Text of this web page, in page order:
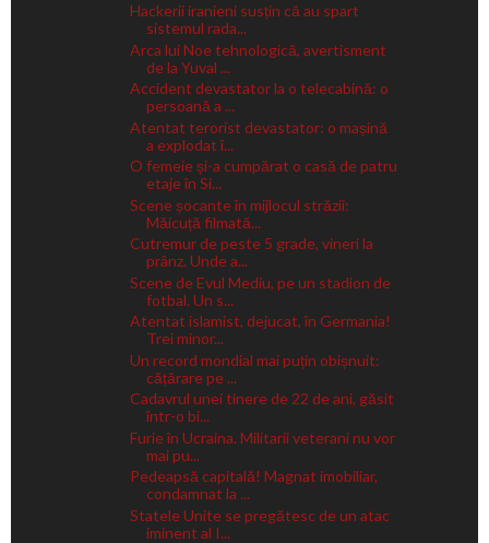
Hackerii iranieni susțin că au spart
sistemul rada...
Arca lui Noe tehnologică, avertisment
de la Yuval ...
Accident devastator la o telecabină: o
persoană a ...
Atentat terorist devastator: o mașină
a explodat î...
O femeie și-a cumpărat o casă de patru
etaje în Si...
Scene șocante în mijlocul străzii:
Măicuță filmată...
Cutremur de peste 5 grade, vineri la
prânz. Unde a...
Scene de Evul Mediu, pe un stadion de
fotbal. Un s...
Atentat islamist, dejucat, în Germania!
Trei minor...
Un record mondial mai puțin obișnuit:
cățărare pe ...
Cadavrul unei tinere de 22 de ani, găsit
într-o bi...
Furie în Ucraina. Militarii veterani nu vor
mai pu...
Pedeapsă capitală! Magnat imobiliar,
condamnat la ...
Statele Unite se pregătesc de un atac
iminent al I...